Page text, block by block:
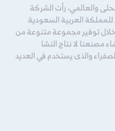
والعالمي، رأت الشركة
العربية السعودية
توفير مجموعة متنوعة من
مصنعنا لا نتاج النشا
والذى يستخدم في العديد